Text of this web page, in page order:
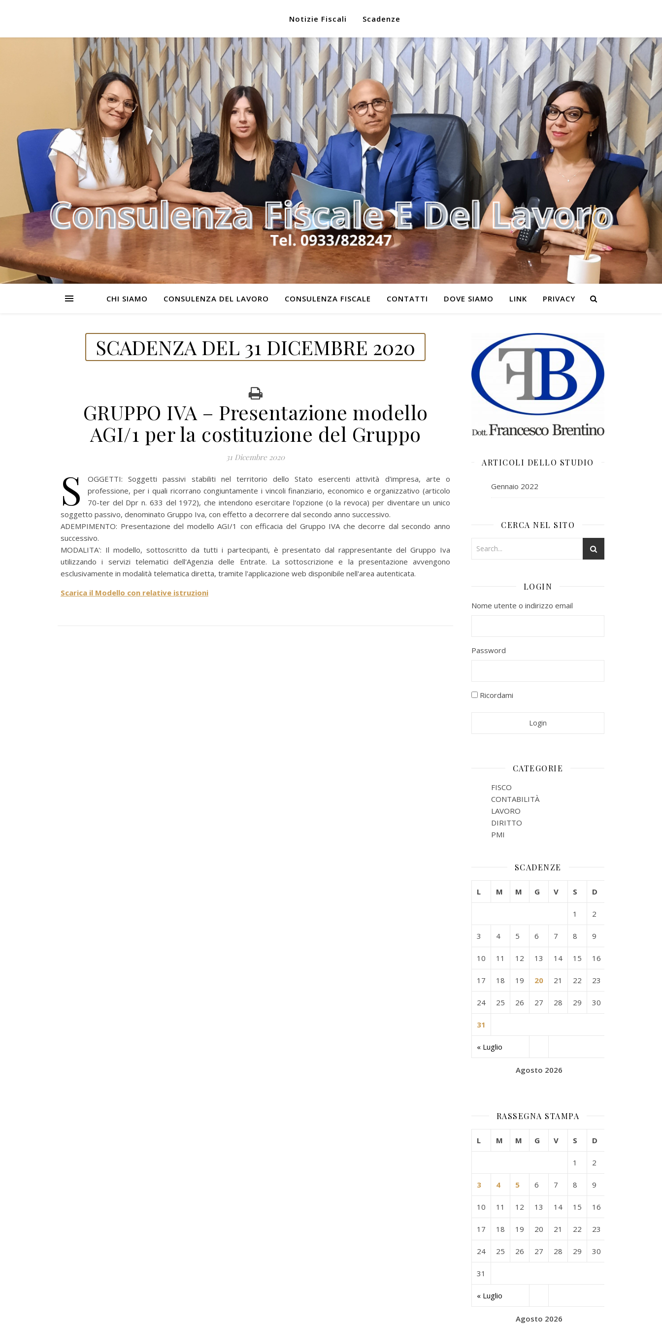
Notizie Fiscali Scadenze
CHI SIAMO CONSULENZA DEL LAVORO CONSULENZA FISCALE CONTATTI DOVE SIAMO LINK PRIVACY
SCADENZA DEL 31 DICEMBRE 2020
GRUPPO IVA – Presentazione modello
AGI/1 per la costituzione del Gruppo
31 Dicembre 2020
S
OGGETTI: Soggetti passivi stabiliti nel territorio dello Stato esercenti attività d'impresa, arte o
professione, per i quali ricorrano congiuntamente i vincoli finanziario, economico e organizzativo (articolo
70-ter del Dpr n. 633 del 1972), che intendono esercitare l'opzione (o la revoca) per diventare un unico
soggetto passivo, denominato Gruppo Iva, con effetto a decorrere dal secondo anno successivo.
ADEMPIMENTO: Presentazione del modello AGI/1 con efficacia del Gruppo IVA che decorre dal secondo anno
successivo.
MODALITA': Il modello, sottoscritto da tutti i partecipanti, è presentato dal rappresentante del Gruppo Iva
utilizzando i servizi telematici dell'Agenzia delle Entrate. La sottoscrizione e la presentazione avvengono
esclusivamente in modalità telematica diretta, tramite l'applicazione web disponibile nell'area autenticata.
Scarica il Modello con relative istruzioni
ARTICOLI DELLO STUDIO
Gennaio 2022
CERCA NEL SITO
LOGIN
Nome utente o indirizzo email
Password
Ricordami
CATEGORIE
FISCO
CONTABILITÀ
LAVORO
DIRITTO
PMI
SCADENZE
Agosto 2026
L M M G V S D
« Luglio
1 2
3 4 5 6 7 8 9
10 11 12 13 14 15 16
17 18 19 20 21 22 23
24 25 26 27 28 29 30
31
RASSEGNA STAMPA
Agosto 2026
L M M G V S D
« Luglio
1 2
3 4 5 6 7 8 9
10 11 12 13 14 15 16
17 18 19 20 21 22 23
24 25 26 27 28 29 30
31